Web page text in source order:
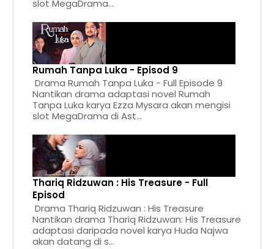
slot MegaDrama...
Rumah Tanpa Luka - Episod 9
Drama Rumah Tanpa Luka - Full Episode 9
Nantikan drama adaptasi novel Rumah
Tanpa Luka karya Ezza Mysara akan mengisi
slot MegaDrama di Ast...
Thariq Ridzuwan : His Treasure - Full
Episod
Drama Thariq Ridzuwan : His Treasure
Nantikan drama Thariq Ridzuwan: His Treasure
adaptasi daripada novel karya Huda Najwa
akan datang di s...